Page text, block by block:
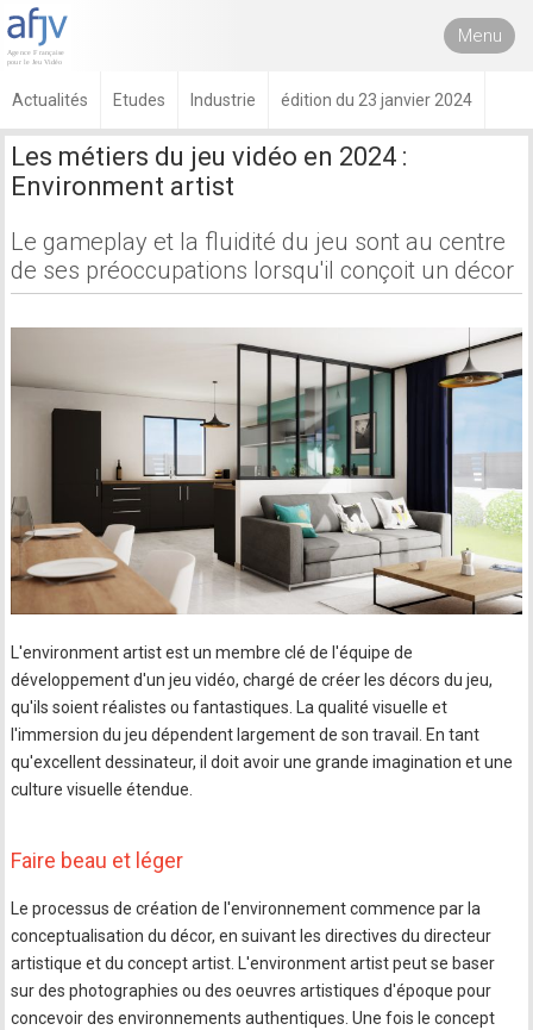
Menu
Actualités Etudes Industrie édition du 23 janvier 2024
Les métiers du jeu vidéo en 2024 :
Environment artist
Le gameplay et la fluidité du jeu sont au centre
de ses préoccupations lorsqu'il conçoit un décor
L'environment artist est un membre clé de l'équipe de
développement d'un jeu vidéo, chargé de créer les décors du jeu,
qu'ils soient réalistes ou fantastiques. La qualité visuelle et
l'immersion du jeu dépendent largement de son travail. En tant
qu'excellent dessinateur, il doit avoir une grande imagination et une
culture visuelle étendue.
Faire beau et léger
Le processus de création de l'environnement commence par la
conceptualisation du décor, en suivant les directives du directeur
artistique et du concept artist. L'environment artist peut se baser
sur des photographies ou des oeuvres artistiques d'époque pour
concevoir des environnements authentiques. Une fois le concept